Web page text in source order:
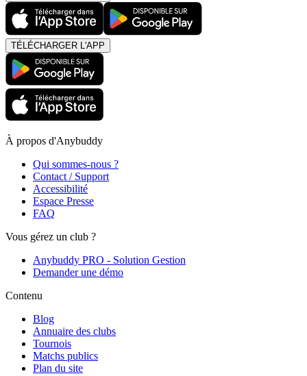
TÉLÉCHARGER L'APP
À propos d'Anybuddy
Qui sommes-nous ?
Contact / Support
Accessibilité
Espace Presse
FAQ
Vous gérez un club ?
Anybuddy PRO - Solution Gestion
Demander une démo
Contenu
Blog
Annuaire des clubs
Tournois
Matchs publics
Plan du site